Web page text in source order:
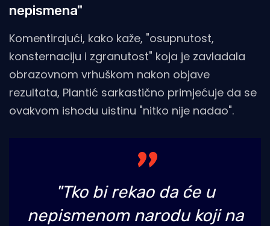
nepismena"
Komentirajući, kako kaže, "osupnutost,
konsternaciju i zgranutost" koja je zavladala
obrazovnom vrhuškom nakon objave
rezultata, Plantić sarkastično primjećuje da se
ovakvom ishodu uistinu "nitko nije nadao".
"Tko bi rekao da će u
nepismenom narodu koji na